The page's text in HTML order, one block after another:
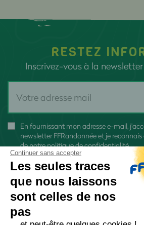
RESTEZ
Inscrivez-vous à la
En fournissant mon adresse e-mail,
newsletter FFRandonnée et je
denotre politique de confidentialité
Continuer sans accepter
Les seules traces
que nous laissons
sont celles de nos
pas